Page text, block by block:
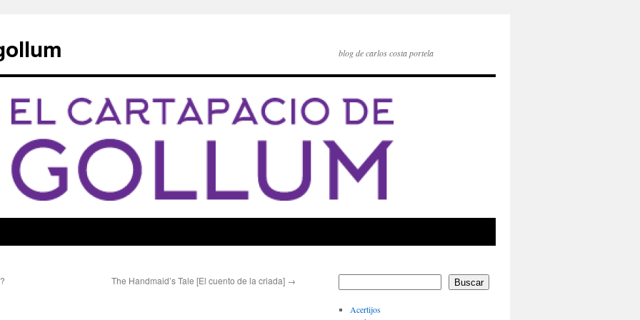
blog de carlos costa portela
The Handmaid’s Tale [El cuento de la criada] → Buscar
Acertijos